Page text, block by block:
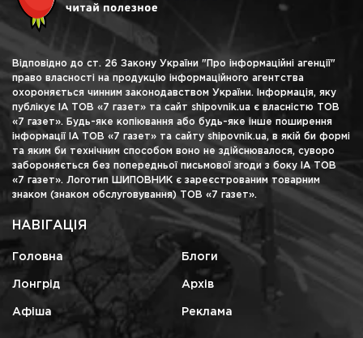
Відповідно до ст. 26 Закону України "Про інформаційні агенції"
право власності на продукцію інформаційного агентства
охороняється чинним законодавством України. Інформація, яку
публікує ІА ТОВ «7 газет» та сайт shipovnik.ua є власністю ТОВ
«7 газет». Будь-яке копіювання або будь-яке інше поширення
інформації ІА ТОВ «7 газет» та сайту shipovnik.ua, в якій би формі
та яким би технічним способом воно не здійснювалося, суворо
забороняється без попередньої письмової згоди з боку ІА ТОВ
«7 газет». Логотип ШИПОВНИК є зареєстрованим товарним
знаком (знаком обслуговування) ТОВ «7 газет».
НАВІГАЦІЯ
Головна Блоги
Лонгрід Архів
Афіша Реклама